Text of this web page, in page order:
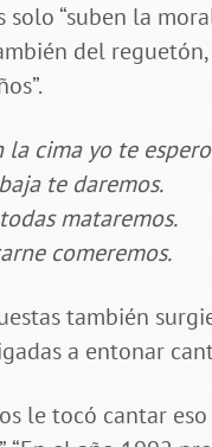
solo “suben la
del
cima yo te espero
te daremos.
mataremos.
comeremos.
también
a entonar
le tocó cantar